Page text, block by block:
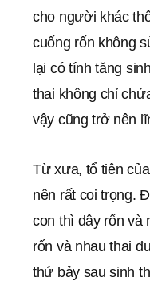
cho người khác
cuống rốn không
lại có tính tăng
thai không chỉ
vậy cũng trở nên
Từ xưa, tổ tiên
nên rất coi trọng.
con thì dây rốn và
rốn và nhau thai
thứ bảy sau sinh